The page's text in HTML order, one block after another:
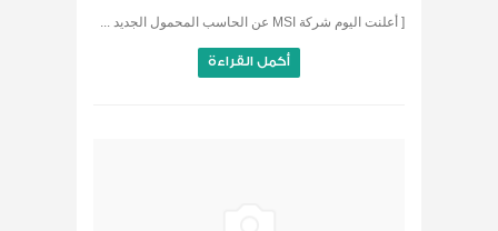
[ أعلنت اليوم شركة MSI عن الحاسب المحمول الجديد ...
أكمل القراءة